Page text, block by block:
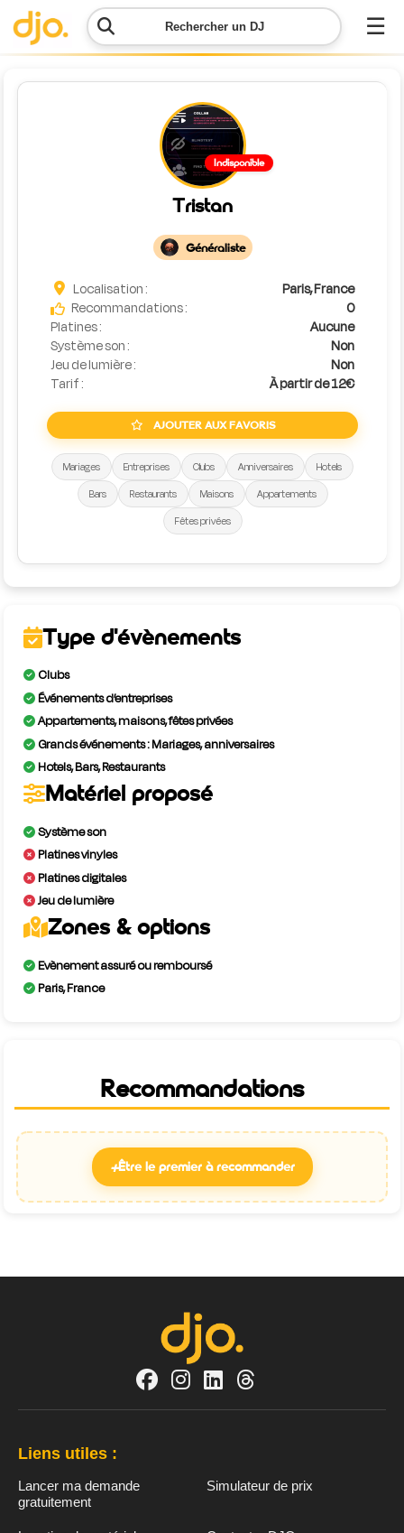
Rechercher un DJ ☰
Menu
Simulateur
de prix
Indisponible
Tristan
Généraliste
Localisation :
Paris, France
Recommandations :
0
Platines :
Aucune
Système son :
Non
Jeu de lumière :
Non
Tarif :
À partir de 12€
AJOUTER AUX FAVORIS
Mariages Entreprises Clubs Anniversaires
Hotels
Bars
Restaurants Maisons
Appartements
Fêtes privées
Type d'évènements
Clubs
Événements d’entreprises
Appartements, maisons, fêtes privées
Grands événements : Mariages, anniversaires
Hotels, Bars, Restaurants
Matériel proposé
Système son
Platines vinyles
Platines digitales
Jeu de lumière
Zones & options
Evènement assuré ou remboursé
Paris, France
Recommandations
+Être le premier à recommander
Liens utiles :
Lancer ma demande
gratuitement
Simulateur de prix